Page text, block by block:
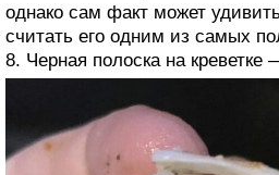
однако сам факт может
считать его одним из самых
8. Черная полоска на креветке